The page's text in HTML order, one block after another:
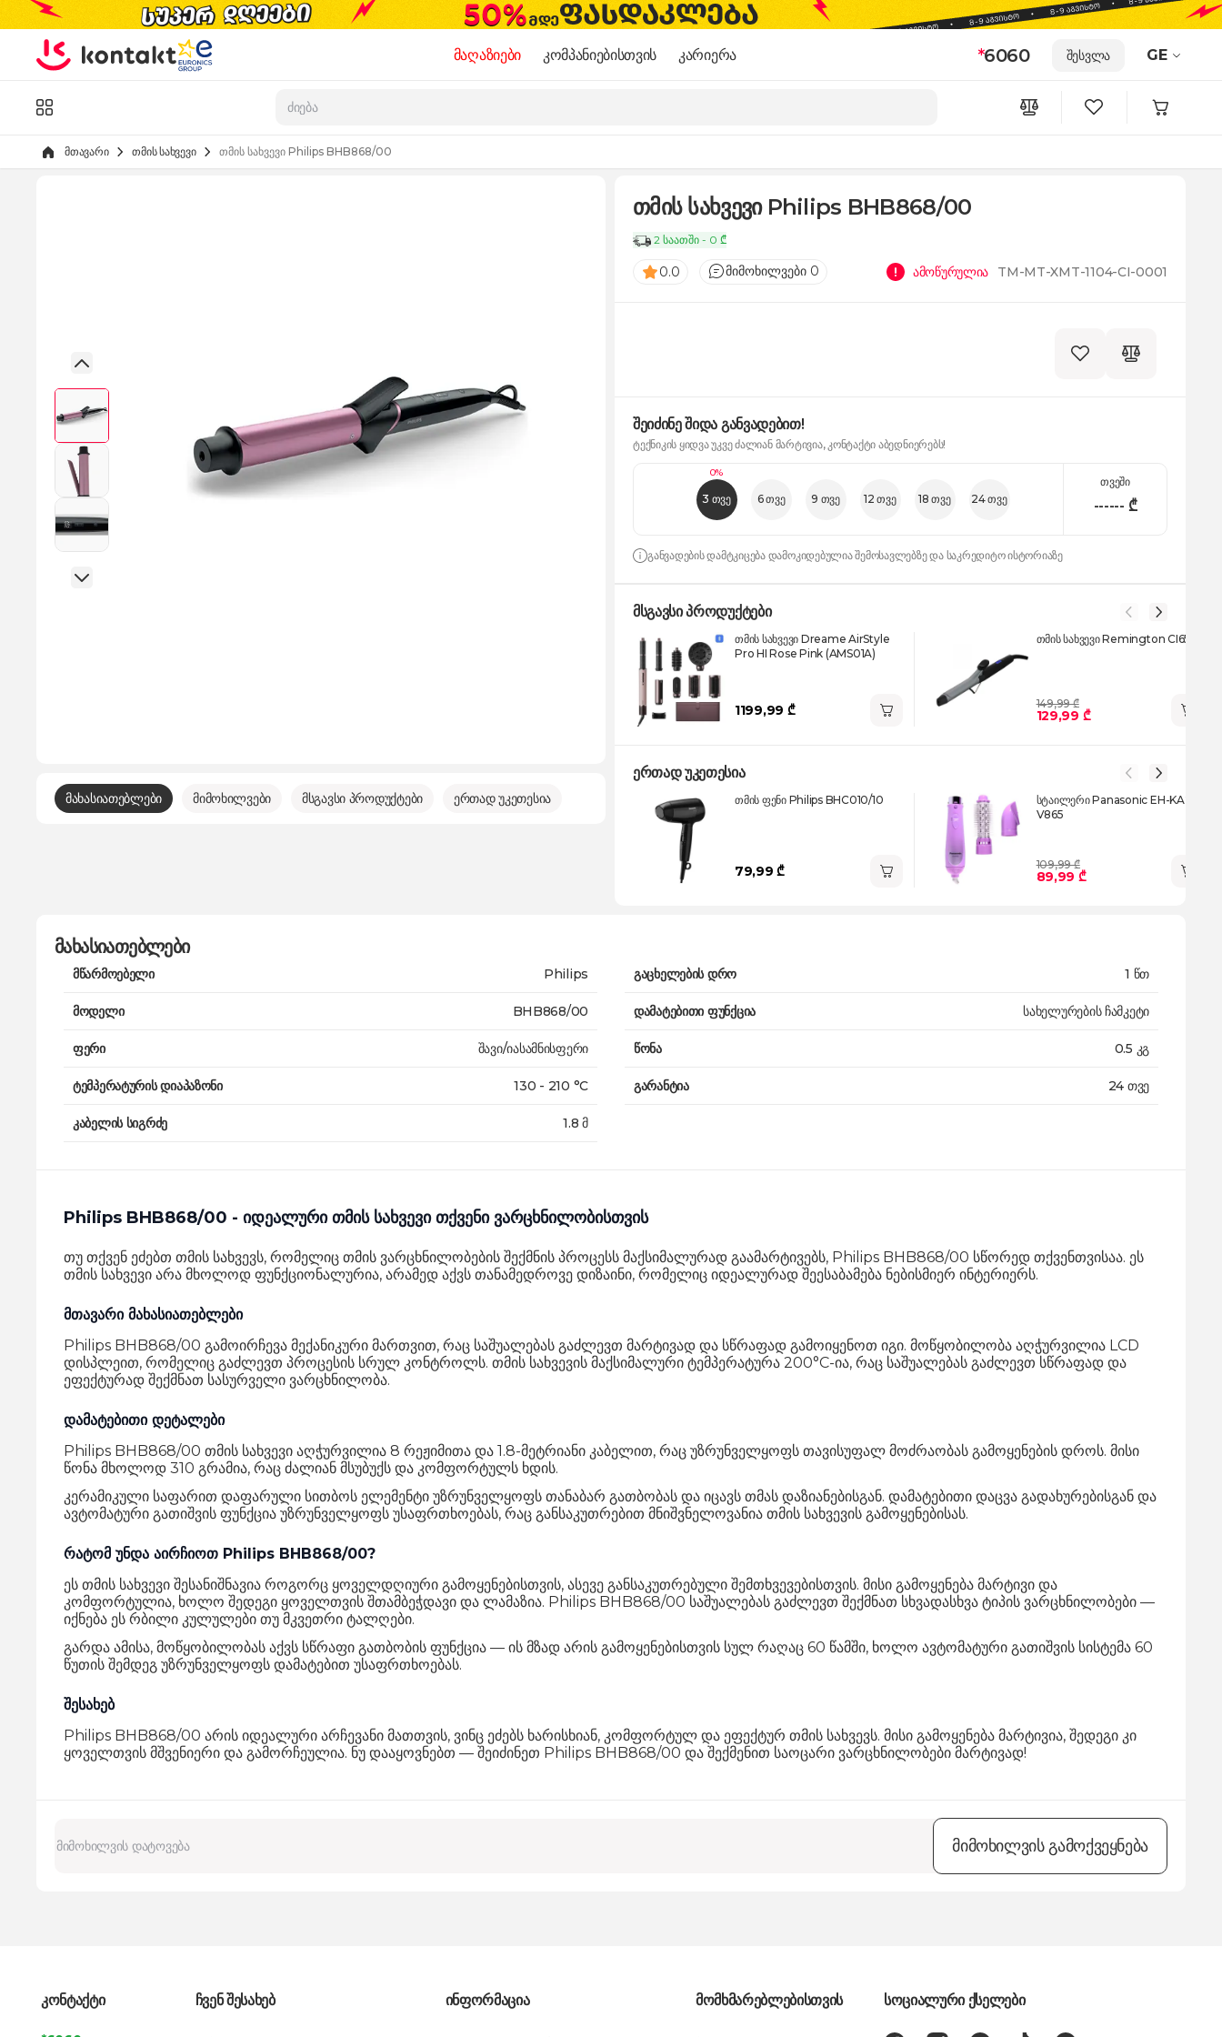
Skip to Content
მაღაზიები კომპანიებისთვის კარიერა *6060 შესვლა GE
მთავარი თმის სახვევი თმის სახვევი Philips BHB868/00
მახასიათებლები მიმოხილვები მსგავსი პროდუქტები ერთად უკეთესია
თმის სახვევი Philips BHB868/00
2 საათში - 0 ₾
0.0 მიმოხილვები 0 ამოწურულია TM-MT-XMT-1104-CI-0001
შეიძინე შიდა განვადებით!
ტექნიკის ყიდვა უკვე ძალიან მარტივია, კონტაქტი აბედნიერებს!
0%
3 თვე 6 თვე 9 თვე 12 თვე 18 თვე 24 თვე
თვეში
------ ₾
განვადების დამტკიცება დამოკიდებულია შემოსავლებზე და საკრედიტო ისტორიაზე
მსგავსი პროდუქტები
თმის სახვევი Dreame AirStyle
Pro HI Rose Pink (AMS01A)
1199,99 ₾
თმის სახვევი Remington CI6525
149,99 ₾
129,99 ₾
ერთად უკეთესია
თმის ფენი Philips BHC010/10
79,99 ₾
სტაილერი Panasonic EH-KA22-
V865
109,99 ₾
89,99 ₾
მახასიათებლები
მწარმოებელი Philips
მოდელი BHB868/00
ფერი შავი/იასამნისფერი
ტემპერატურის დიაპაზონი 130 - 210 °С
კაბელის სიგრძე 1.8 მ
გაცხელების დრო 1 წთ
დამატებითი ფუნქცია სახელურების ჩამკეტი
წონა 0.5 კგ
გარანტია 24 თვე
Philips BHB868/00 - იდეალური თმის სახვევი თქვენი ვარცხნილობისთვის
თუ თქვენ ეძებთ თმის სახვევს, რომელიც თმის ვარცხნილობების შექმნის პროცესს მაქსიმალურად გაამარტივებს, Philips BHB868/00 სწორედ თქვენთვისაა. ეს
თმის სახვევი არა მხოლოდ ფუნქციონალურია, არამედ აქვს თანამედროვე დიზაინი, რომელიც იდეალურად შეესაბამება ნებისმიერ ინტერიერს.
მთავარი მახასიათებლები
Philips BHB868/00 გამოირჩევა მექანიკური მართვით, რაც საშუალებას გაძლევთ მარტივად და სწრაფად გამოიყენოთ იგი. მოწყობილობა აღჭურვილია LCD
დისპლეით, რომელიც გაძლევთ პროცესის სრულ კონტროლს. თმის სახვევის მაქსიმალური ტემპერატურა 200°C-ია, რაც საშუალებას გაძლევთ სწრაფად და
ეფექტურად შექმნათ სასურველი ვარცხნილობა.
დამატებითი დეტალები
Philips BHB868/00 თმის სახვევი აღჭურვილია 8 რეჟიმითა და 1.8-მეტრიანი კაბელით, რაც უზრუნველყოფს თავისუფალ მოძრაობას გამოყენების დროს. მისი
წონა მხოლოდ 310 გრამია, რაც ძალიან მსუბუქს და კომფორტულს ხდის.
კერამიკული საფარით დაფარული სითბოს ელემენტი უზრუნველყოფს თანაბარ გათბობას და იცავს თმას დაზიანებისგან. დამატებითი დაცვა გადახურებისგან და
ავტომატური გათიშვის ფუნქცია უზრუნველყოფს უსაფრთხოებას, რაც განსაკუთრებით მნიშვნელოვანია თმის სახვევის გამოყენებისას.
რატომ უნდა აირჩიოთ Philips BHB868/00?
ეს თმის სახვევი შესანიშნავია როგორც ყოველდღიური გამოყენებისთვის, ასევე განსაკუთრებული შემთხვევებისთვის. მისი გამოყენება მარტივი და
კომფორტულია, ხოლო შედეგი ყოველთვის შთამბეჭდავი და ლამაზია. Philips BHB868/00 საშუალებას გაძლევთ შექმნათ სხვადასხვა ტიპის ვარცხნილობები —
იქნება ეს რბილი კულულები თუ მკვეთრი ტალღები.
გარდა ამისა, მოწყობილობას აქვს სწრაფი გათბობის ფუნქცია — ის მზად არის გამოყენებისთვის სულ რაღაც 60 წამში, ხოლო ავტომატური გათიშვის სისტემა 60
წუთის შემდეგ უზრუნველყოფს დამატებით უსაფრთხოებას.
შესახებ
Philips BHB868/00 არის იდეალური არჩევანი მათთვის, ვინც ეძებს ხარისხიან, კომფორტულ და ეფექტურ თმის სახვევს. მისი გამოყენება მარტივია, შედეგი კი
ყოველთვის მშვენიერი და გამორჩეულია. ნუ დააყოვნებთ — შეიძინეთ Philips BHB868/00 და შექმენით საოცარი ვარცხნილობები მარტივად!
მიმოხილვის გამოქვეყნება
კონტაქტი ჩვენ შესახებ ინფორმაცია მომხმარებლებისთვის სოციალური ქსელები